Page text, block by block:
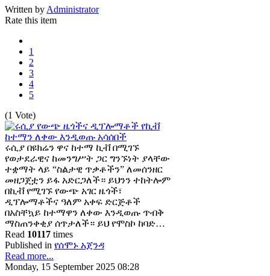
Written by Administrator
Rate this item
1
2
3
4
5
(1 Vote)
ሩሲያ በዩክሬን ዋና ከተማ ኪቭ በሚገኙ
የወታደራዊና ከመንግሥት ጋር ግንኙነት ያላቸው
ተቋማት ላይ “ስልታዊ ጥቃቶችን” ለመሰንዘር
መዘጋጀቷን ይፋ አድርጋለች። ይህንን ተከትሎም
በኪቭ የሚገኙ የውጭ አገር ዜጎች፣
ዲፕሎማቶችና ዓለም አቀፍ ድርጅቶች
በአስቸኳይ ከተማዋን ለቀው እንዲወጡ ጥብቅ
ማስጠንቀቂያ ሰጥታለች። ይህ የሞስኮ ከባድ…
Read 10117 times
Published in የሰሞኑ አጀንዳ
Read more...
Monday, 15 September 2025 08:28